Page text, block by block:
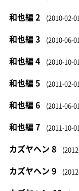
和也編 2 (2010-02-
和也編 3 (2010-06-
和也編 4 (2010-10-
和也編 5 (2011-02-
和也編 6 (2011-06-
和也編 7 (2011-10-
カズヤヘン 8
カズヤヘン 9